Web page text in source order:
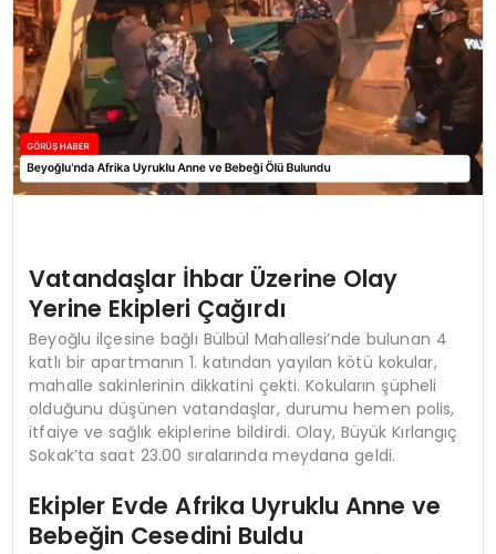
Vatandaşlar İhbar Üzerine Olay
Yerine Ekipleri Çağırdı
Beyoğlu ilçesine bağlı Bülbül Mahallesi’nde bulunan 4
katlı bir apartmanın 1. katından yayılan kötü kokular,
mahalle sakinlerinin dikkatini çekti. Kokuların şüpheli
olduğunu düşünen vatandaşlar, durumu hemen polis,
itfaiye ve sağlık ekiplerine bildirdi. Olay, Büyük Kırlangıç
Sokak’ta saat 23.00 sıralarında meydana geldi.
Ekipler Evde Afrika Uyruklu Anne ve
Bebeğin Cesedini Buldu